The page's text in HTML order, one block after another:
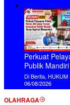
Perkuat
Publik
Di Berita,
06/08/2026
OLAHRAGA